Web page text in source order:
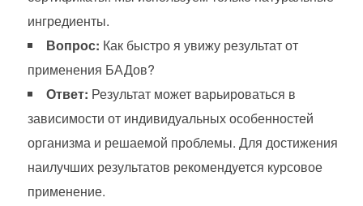
ингредиенты.
Вопрос: Как быстро я увижу результат от
применения БАДов?
Ответ: Результат может варьироваться в
зависимости от индивидуальных особенностей
организма и решаемой проблемы. Для достижения
наилучших результатов рекомендуется курсовое
применение.